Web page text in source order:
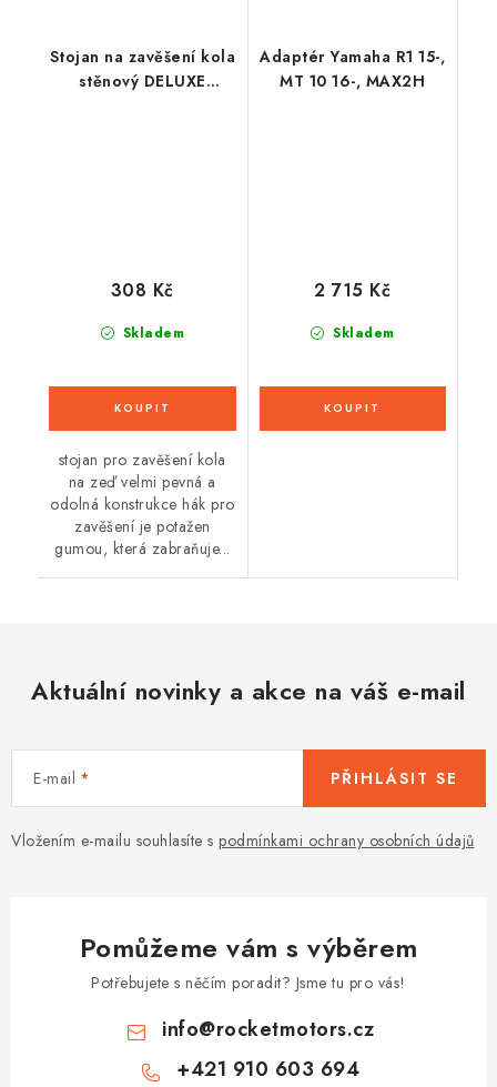
Stojan na zavěšení kola
stěnový DELUXE
Skladem
308 Kč
stojan pro zavěšení kola
na zeď velmi pevná a
odolná konstrukce hák pro
zavěšení je potažen
gumou, která zabraňuje...
Adaptér Yamaha R1 15-,
MT 10 16-, MAX2H
Skladem
2 715 Kč
Aktuální novinky a akce na váš e-mail
E-mail
Vložením e-mailu souhlasíte s podmínkami ochrany osobních údajů
PŘIHLÁSIT SE
Pomůžeme vám s výběrem
Potřebujete s něčím poradit? Jsme tu pro vás!
info@rocketmotors.cz
+421 910 603 694